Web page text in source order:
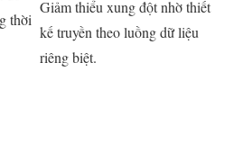
thời
Giảm thiểu xung đột nhờ thiết
kế truyền theo luồng dữ liệu
riêng biệt.